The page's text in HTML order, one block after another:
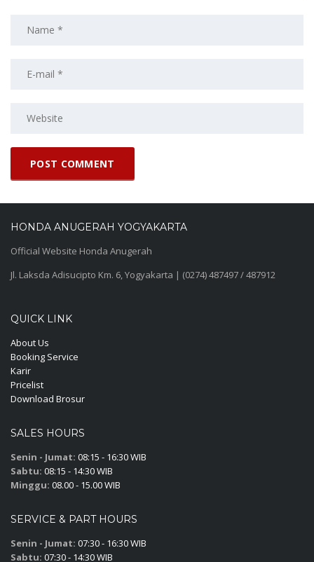
HONDA ANUGERAH YOGYAKARTA
Official Website Honda Anugerah
Jl. Laksda Adisucipto Km. 6, Yogyakarta | (0274) 487497 / 487912
QUICK LINK
About Us
Booking Service
Karir
Pricelist
Download Brosur
SALES HOURS
Senin - Jumat: 08:15 - 16:30 WIB
Sabtu: 08:15 - 14:30 WIB
Minggu: 08.00 - 15.00 WIB
SERVICE & PART HOURS
Senin - Jumat: 07:30 - 16:30 WIB
Sabtu: 07:30 - 14:30 WIB